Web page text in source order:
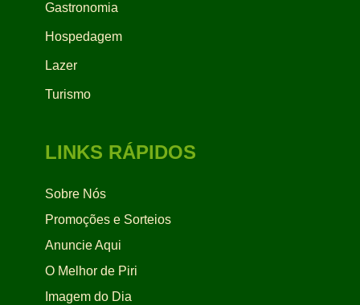
Gastronomia
Hospedagem
Lazer
Turismo
LINKS RÁPIDOS
Sobre Nós
Promoções e Sorteios
Anuncie Aqui
O Melhor de Piri
Imagem do Dia